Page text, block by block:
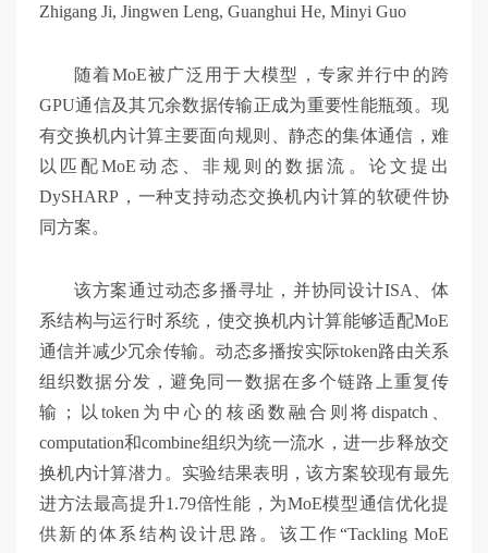
Zhigang Ji, Jingwen Leng, Guanghui He, Minyi Guo
随着MoE被广泛用于大模型，专家并行中的跨
GPU通信及其冗余数据传输正成为重要性能瓶颈。现
有交换机内计算主要面向规则、静态的集体通信，难
以匹配MoE动态、非规则的数据流。论文提出
DySHARP，一种支持动态交换机内计算的软硬件协
同方案。
该方案通过动态多播寻址，并协同设计ISA、体
系结构与运行时系统，使交换机内计算能够适配MoE
通信并减少冗余传输。动态多播按实际token路由关系
组织数据分发，避免同一数据在多个链路上重复传
输；以token为中心的核函数融合则将dispatch、
computation和combine组织为统一流水，进一步释放交
换机内计算潜力。实验结果表明，该方案较现有最先
进方法最高提升1.79倍性能，为MoE模型通信优化提
供新的体系结构设计思路。该工作“Tackling MoE